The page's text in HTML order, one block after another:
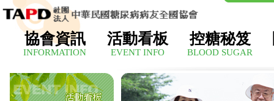
協會資訊
INFORMATION
活動看板
EVENT INFO
控糖秘笈
BLOOD SUGAR